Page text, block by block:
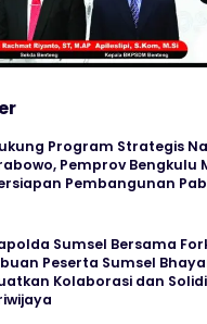
Program Strategis
Pemprov Bengkulu
Pembangunan
Sumsel Bersama
Peserta Sumsel
Kolaborasi dan